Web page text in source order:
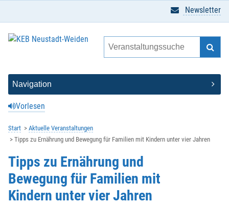
Vorlesen
Newsletter
Start
Aktuelle Veranstaltungen
Tipps zu Ernährung und Bewegung für Familien mit Kindern unter vier Jahren
Tipps zu Ernährung und
Bewegung für Familien mit
Kindern unter vier Jahren